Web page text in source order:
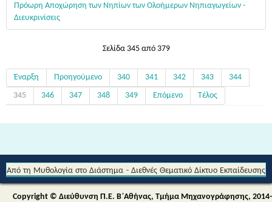
Πρόωρη Αποχώρηση των Νηπίων των Ολοήμερων Νηπιαγωγείων -
Διευκρινίσεις
Σελίδα 345 από 379
Έναρξη Προηγούμενο 340 341 342 343
344
345
346 347 348 349 Επόμενο Τέλος
Από τη Μυθολογία στο Διάστημα - Διεθνές Θεματικό Δίκτυο Εκπαίδευσης
για την Αειφορία (Περιβαλλοντικής & Πολιτιστικής Εκπαίδευσης)
Copyright © Διεύθυνση Π.Ε. Β΄Αθήνας, Τμήμα Μηχανογράφησης, 2014-